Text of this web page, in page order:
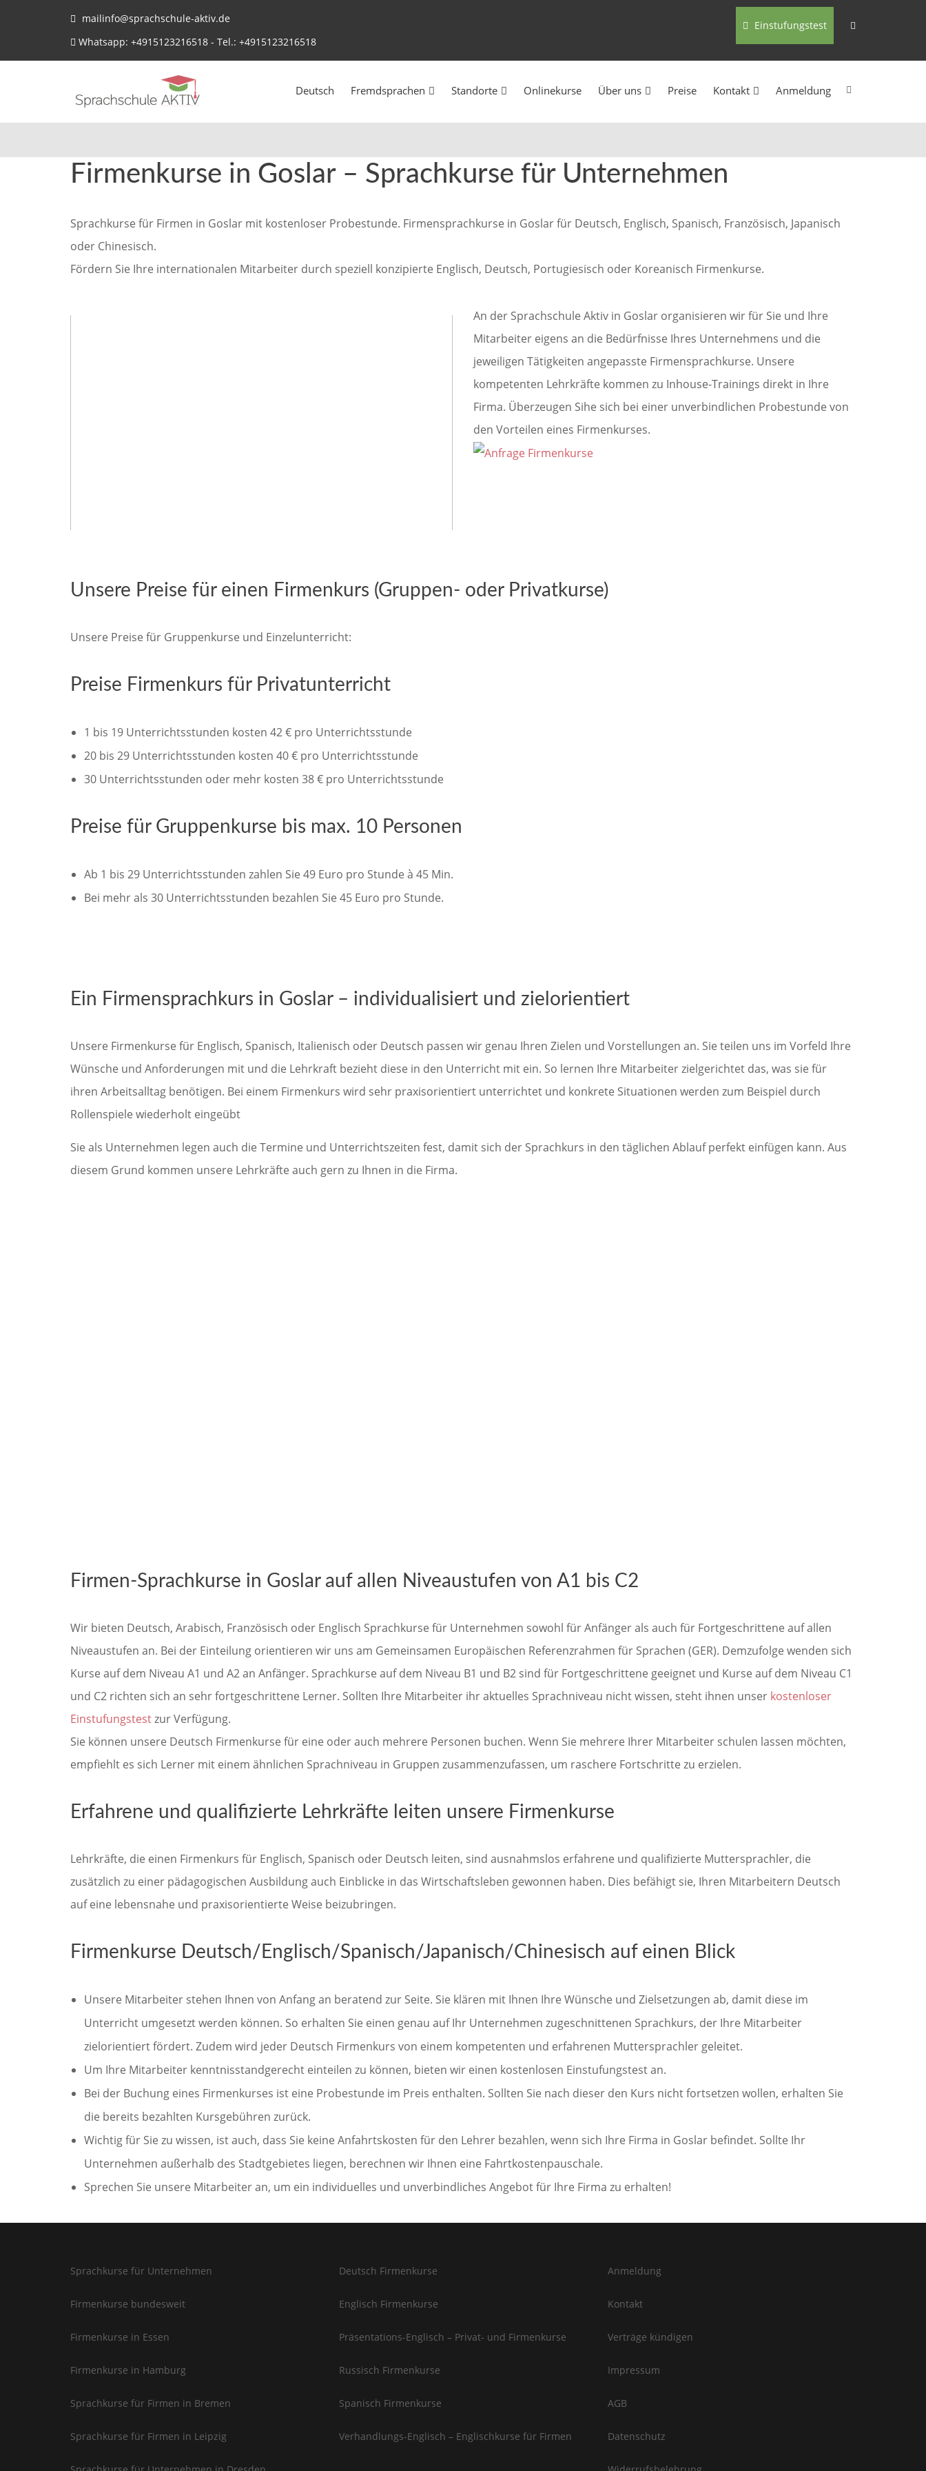
mailinfo@sprachschule-aktiv.de
Whatsapp: +4915123216518 - Tel.: +4915123216518
Einstufungstest
Deutsch Fremdsprachen Standorte Onlinekurse Über uns Preise Kontakt Anmeldung
Firmenkurse in Goslar – Sprachkurse für Unternehmen
Sprachkurse für Firmen in Goslar mit kostenloser Probestunde. Firmensprachkurse in Goslar für Deutsch, Englisch, Spanisch, Französisch, Japanisch
oder Chinesisch.
Fördern Sie Ihre internationalen Mitarbeiter durch speziell konzipierte Englisch, Deutsch, Portugiesisch oder Koreanisch Firmenkurse.
An der Sprachschule Aktiv in Goslar organisieren wir für Sie und Ihre
Mitarbeiter eigens an die Bedürfnisse Ihres Unternehmens und die
jeweiligen Tätigkeiten angepasste Firmensprachkurse. Unsere
kompetenten Lehrkräfte kommen zu Inhouse-Trainings direkt in Ihre
Firma. Überzeugen Sihe sich bei einer unverbindlichen Probestunde von
den Vorteilen eines Firmenkurses.
Unsere Preise für einen Firmenkurs (Gruppen- oder Privatkurse)
Unsere Preise für Gruppenkurse und Einzelunterricht:
Preise Firmenkurs für Privatunterricht
1 bis 19 Unterrichtsstunden kosten 42 € pro Unterrichtsstunde
20 bis 29 Unterrichtsstunden kosten 40 € pro Unterrichtsstunde
30 Unterrichtsstunden oder mehr kosten 38 € pro Unterrichtsstunde
Preise für Gruppenkurse bis max. 10 Personen
Ab 1 bis 29 Unterrichtsstunden zahlen Sie 49 Euro pro Stunde à 45 Min.
Bei mehr als 30 Unterrichtsstunden bezahlen Sie 45 Euro pro Stunde.
Ein Firmensprachkurs in Goslar – individualisiert und zielorientiert
Unsere Firmenkurse für Englisch, Spanisch, Italienisch oder Deutsch passen wir genau Ihren Zielen und Vorstellungen an. Sie teilen uns im Vorfeld Ihre
Wünsche und Anforderungen mit und die Lehrkraft bezieht diese in den Unterricht mit ein. So lernen Ihre Mitarbeiter zielgerichtet das, was sie für
ihren Arbeitsalltag benötigen. Bei einem Firmenkurs wird sehr praxisorientiert unterrichtet und konkrete Situationen werden zum Beispiel durch
Rollenspiele wiederholt eingeübt
Sie als Unternehmen legen auch die Termine und Unterrichtszeiten fest, damit sich der Sprachkurs in den täglichen Ablauf perfekt einfügen kann. Aus
diesem Grund kommen unsere Lehrkräfte auch gern zu Ihnen in die Firma.
Firmen-Sprachkurse in Goslar auf allen Niveaustufen von A1 bis C2
Wir bieten Deutsch, Arabisch, Französisch oder Englisch Sprachkurse für Unternehmen sowohl für Anfänger als auch für Fortgeschrittene auf allen
Niveaustufen an. Bei der Einteilung orientieren wir uns am Gemeinsamen Europäischen Referenzrahmen für Sprachen (GER). Demzufolge wenden sich
Kurse auf dem Niveau A1 und A2 an Anfänger. Sprachkurse auf dem Niveau B1 und B2 sind für Fortgeschrittene geeignet und Kurse auf dem Niveau C1
und C2 richten sich an sehr fortgeschrittene Lerner. Sollten Ihre Mitarbeiter ihr aktuelles Sprachniveau nicht wissen, steht ihnen unser kostenloser
Einstufungstestzur Verfügung.
Sie können unsere Deutsch Firmenkurse für eine oder auch mehrere Personen buchen. Wenn Sie mehrere Ihrer Mitarbeiter schulen lassen möchten,
empfiehlt es sich Lerner mit einem ähnlichen Sprachniveau in Gruppen zusammenzufassen, um raschere Fortschritte zu erzielen.
Erfahrene und qualifizierte Lehrkräfte leiten unsere Firmenkurse
Lehrkräfte, die einen Firmenkurs für Englisch, Spanisch oder Deutsch leiten, sind ausnahmslos erfahrene und qualifizierte Muttersprachler, die
zusätzlich zu einer pädagogischen Ausbildung auch Einblicke in das Wirtschaftsleben gewonnen haben. Dies befähigt sie, Ihren Mitarbeitern Deutsch
auf eine lebensnahe und praxisorientierte Weise beizubringen.
Firmenkurse Deutsch/Englisch/Spanisch/Japanisch/Chinesisch auf einen Blick
Unsere Mitarbeiter stehen Ihnen von Anfang an beratend zur Seite. Sie klären mit Ihnen Ihre Wünsche und Zielsetzungen ab, damit diese im
Unterricht umgesetzt werden können. So erhalten Sie einen genau auf Ihr Unternehmen zugeschnittenen Sprachkurs, der Ihre Mitarbeiter
zielorientiert fördert. Zudem wird jeder Deutsch Firmenkurs von einem kompetenten und erfahrenen Muttersprachler geleitet.
Um Ihre Mitarbeiter kenntnisstandgerecht einteilen zu können, bieten wir einen kostenlosen Einstufungstest an.
Bei der Buchung eines Firmenkurses ist eine Probestunde im Preis enthalten. Sollten Sie nach dieser den Kurs nicht fortsetzen wollen, erhalten Sie
die bereits bezahlten Kursgebühren zurück.
Wichtig für Sie zu wissen, ist auch, dass Sie keine Anfahrtskosten für den Lehrer bezahlen, wenn sich Ihre Firma in Goslar befindet. Sollte Ihr
Unternehmen außerhalb des Stadtgebietes liegen, berechnen wir Ihnen eine Fahrtkostenpauschale.
Sprechen Sie unsere Mitarbeiter an, um ein individuelles und unverbindliches Angebot für Ihre Firma zu erhalten!
Sprachkurse für Unternehmen
Firmenkurse bundesweit
Firmenkurse in Essen
Firmenkurse in Hamburg
Sprachkurse für Firmen in Bremen
Sprachkurse für Firmen in Leipzig
Deutsch Firmenkurse
Englisch Firmenkurse
Präsentations-Englisch – Privat- und Firmenkurse
Russisch Firmenkurse
Spanisch Firmenkurse
Verhandlungs-Englisch – Englischkurse für Firmen
Anmeldung
Kontakt
Verträge kündigen
Impressum
AGB
Datenschutz